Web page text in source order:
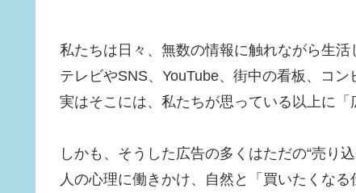
私たちは日々、無数の情報に触れながら生活
テレビやSNS、YouTube、街中の看板、コ
実はそこには、私たちが思っている以上に
しかも、そうした広告の多くはただの“売り込
人の心理に働きかけ、自然と「買いたくな